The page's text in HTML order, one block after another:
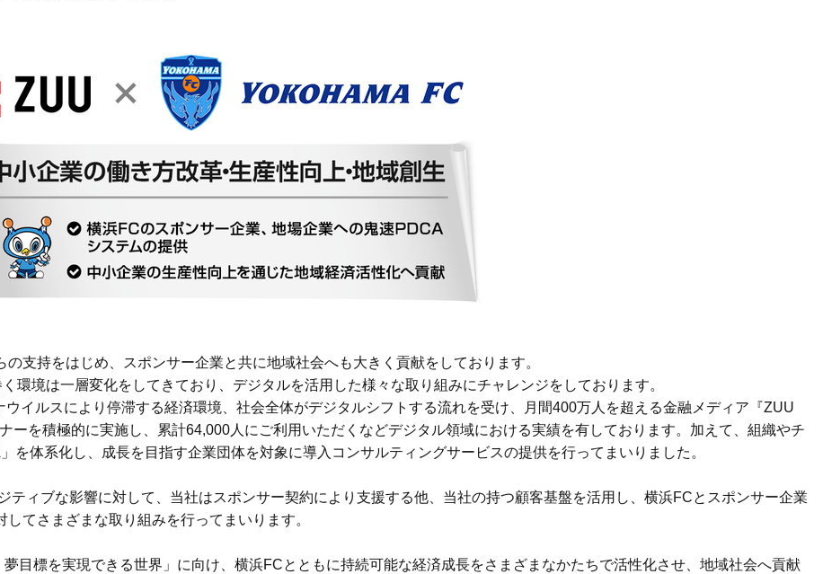
支持をはじめ、スポンサー企業と共に地域社会へも大きく貢献をしております。
環境は一層変化をしてきており、デジタルを活用した様々な取り組みにチャレンジをしております。
イルスにより停滞する経済環境、社会全体がデジタルシフトする流れを受け、月間400万人を超える金融メディア『ZUU
ーを積極的に実施し、累計64,000人にご利用いただくなどデジタル領域における実績を有しております。加えて、組織やチ
を体系化し、成長を目指す企業団体を対象に導入コンサルティングサービスの提供を行ってまいりました。
ィブな影響に対して、当社はスポンサー契約により支援する他、当社の持つ顧客基盤を活用し、横浜FCとスポンサー企業
てさまざまな取り組みを行ってまいります。
目標を実現できる世界」に向け、横浜FCとともに持続可能な経済成長をさまざまなかたちで活性化させ、地域社会へ貢献